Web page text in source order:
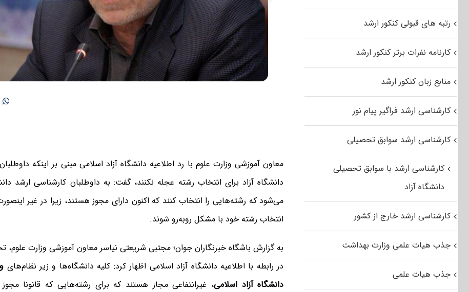
معاون آموزشی وزارت علوم با رد اطلاعیه دانشگاه آزاد اسلامی مبنی بر اینکه
دانشگاه آزاد برای انتخاب رشته عجله نکنند، گفت: به داوطلبان کارشناسی ارشد
می‌شود که رشته‌هایی را انتخاب کنند که اکنون دارای مجوز هستند، زیرا در غیر
انتخاب رشته خود با مشکل روبه‌رو شوند.
به گزارش باشگاه خبرنگاران جوان؛ مجتبی شریعتی نیاسر معاون آموزشی وزارت علوم،
در رابطه با اطلاعیه دانشگاه آزاد اسلامی اظهار کرد: کلیه دانشگاه‌ها و زیر نظام‌های
دانشگاه آزاد اسلامی، غیرانتفاعی مجاز هستند که برای رشته‌هایی که قانونا مجوز
رتبه های قبولی کنکور ارشد
کارنامه نفرات برتر کنکور ارشد
منابع زبان کنکور ارشد
کارشناسی ارشد فراگیر پیام نور
کارشناسی ارشد سوابق تحصیلی
کارشناسی ارشد با سوابق تحصیلی
دانشگاه آزاد
کارشناسی ارشد خارج از کشور
جذب هیات علمی وزارت بهداشت
جذب هیات علمی